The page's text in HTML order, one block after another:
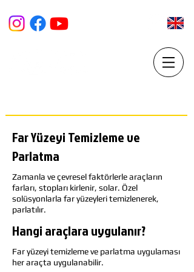
Far Yüzeyi Temizleme ve
Parlatma
Zamanla ve çevresel faktörlerle araçların
farları, stopları kirlenir, solar. Özel
solüsyonlarla far yüzeyleri temizlenerek,
parlatılır.
Hangi araçlara uygulanır?
Far yüzeyi temizleme ve parlatma uygulaması
her araçta uygulanabilir.